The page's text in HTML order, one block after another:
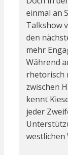
einmal an
Talkshow
den
mehr
Während
rhetorisch
zwischen
kennt
jeder
westlichen